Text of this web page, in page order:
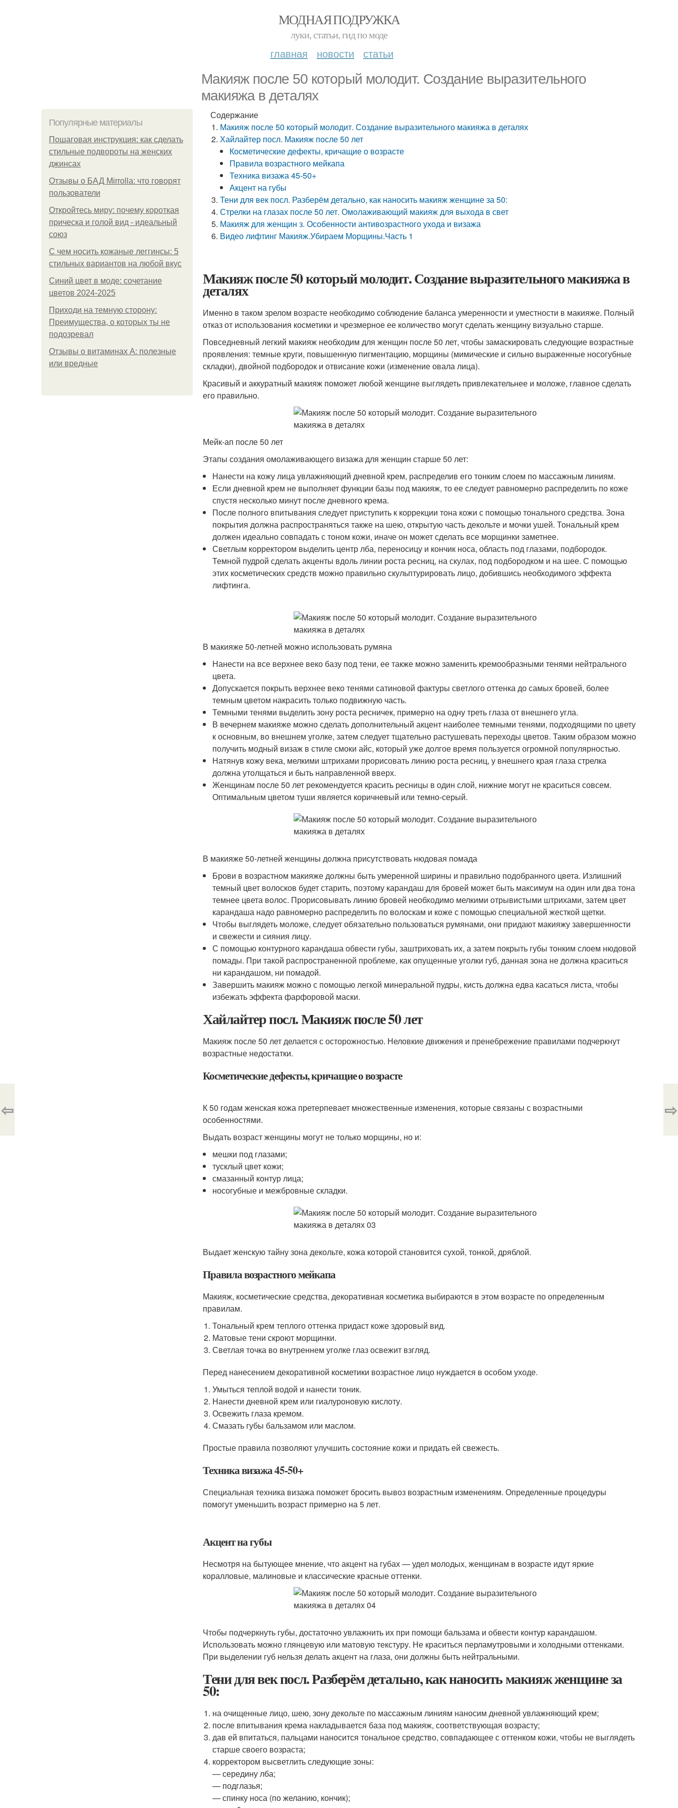
МОДНАЯ ПОДРУЖКА
луки, статьи, гид по моде
главная новости статьи
Макияж после 50 который молодит. Создание выразительного
макияжа в деталях
Популярные материалы
Пошаговая инструкция: как сделать
стильные подвороты на женских
джинсах
Отзывы о БАД Mirrolla: что говорят
пользователи
Откройтесь миру: почему короткая
прическа и голой вид - идеальный
союз
С чем носить кожаные леггинсы: 5
стильных вариантов на любой вкус
Синий цвет в моде: сочетание
цветов 2024-2025
Приходи на темную сторону:
Преимущества, о которых ты не
подозревал
Отзывы о витаминах А: полезные
или вредные
Содержание
Макияж после 50 который молодит. Создание выразительного макияжа в деталях
Хайлайтер посл. Макияж после 50 лет
Косметические дефекты, кричащие о возрасте
Правила возрастного мейкапа
Техника визажа 45-50+
Акцент на губы
Тени для век посл. Разберём детально, как наносить макияж женщине за 50:
Стрелки на глазах после 50 лет. Омолаживающий макияж для выхода в свет
Макияж для женщин з. Особенности антивозрастного ухода и визажа
Видео лифтинг Макияж.Убираем Морщины.Часть 1
Макияж после 50 который молодит. Создание выразительного макияжа в
деталях
Именно в таком зрелом возрасте необходимо соблюдение баланса умеренности и уместности в макияже. Полный
отказ от использования косметики и чрезмерное ее количество могут сделать женщину визуально старше.
Повседневный легкий макияж необходим для женщин после 50 лет, чтобы замаскировать следующие возрастные
проявления: темные круги, повышенную пигментацию, морщины (мимические и сильно выраженные носогубные
складки), двойной подбородок и отвисание кожи (изменение овала лица).
Красивый и аккуратный макияж поможет любой женщине выглядеть привлекательнее и моложе, главное сделать
его правильно.
Мейк-ап после 50 лет
Этапы создания омолаживающего визажа для женщин старше 50 лет:
Нанести на кожу лица увлажняющий дневной крем, распределив его тонким слоем по массажным линиям.
Если дневной крем не выполняет функции базы под макияж, то ее следует равномерно распределить по коже
спустя несколько минут после дневного крема.
После полного впитывания следует приступить к коррекции тона кожи с помощью тонального средства. Зона
покрытия должна распространяться также на шею, открытую часть декольте и мочки ушей. Тональный крем
должен идеально совпадать с тоном кожи, иначе он может сделать все морщинки заметнее.
Светлым корректором выделить центр лба, переносицу и кончик носа, область под глазами, подбородок.
Темной пудрой сделать акценты вдоль линии роста ресниц, на скулах, под подбородком и на шее. С помощью
этих косметических средств можно правильно скульптурировать лицо, добившись необходимого эффекта
лифтинга.
В макияже 50-летней можно использовать румяна
Нанести на все верхнее веко базу под тени, ее также можно заменить кремообразными тенями нейтрального
цвета.
Допускается покрыть верхнее веко тенями сатиновой фактуры светлого оттенка до самых бровей, более
темным цветом накрасить только подвижную часть.
Темными тенями выделить зону роста ресничек, примерно на одну треть глаза от внешнего угла.
В вечернем макияже можно сделать дополнительный акцент наиболее темными тенями, подходящими по цвету
к основным, во внешнем уголке, затем следует тщательно растушевать переходы цветов. Таким образом можно
получить модный визаж в стиле смоки айс, который уже долгое время пользуется огромной популярностью.
Натянув кожу века, мелкими штрихами прорисовать линию роста ресниц, у внешнего края глаза стрелка
должна утолщаться и быть направленной вверх.
Женщинам после 50 лет рекомендуется красить ресницы в один слой, нижние могут не краситься совсем.
Оптимальным цветом туши является коричневый или темно-серый.
В макияже 50-летней женщины должна присутствовать нюдовая помада
Брови в возрастном макияже должны быть умеренной ширины и правильно подобранного цвета. Излишний
темный цвет волосков будет старить, поэтому карандаш для бровей может быть максимум на один или два тона
темнее цвета волос. Прорисовывать линию бровей необходимо мелкими отрывистыми штрихами, затем цвет
карандаша надо равномерно распределить по волоскам и коже с помощью специальной жесткой щетки.
Чтобы выглядеть моложе, следует обязательно пользоваться румянами, они придают макияжу завершенности
и свежести и сияния лицу.
С помощью контурного карандаша обвести губы, заштриховать их, а затем покрыть губы тонким слоем нюдовой
помады. При такой распространенной проблеме, как опущенные уголки губ, данная зона не должна краситься
ни карандашом, ни помадой.
Завершить макияж можно с помощью легкой минеральной пудры, кисть должна едва касаться листа, чтобы
избежать эффекта фарфоровой маски.
Хайлайтер посл. Макияж после 50 лет
Макияж после 50 лет делается с осторожностью. Неловкие движения и пренебрежение правилами подчеркнут
возрастные недостатки.
Косметические дефекты, кричащие о возрасте
К 50 годам женская кожа претерпевает множественные изменения, которые связаны с возрастными
особенностями.
Выдать возраст женщины могут не только морщины, но и:
мешки под глазами;
тусклый цвет кожи;
смазанный контур лица;
носогубные и межбровные складки.
Выдает женскую тайну зона декольте, кожа которой становится сухой, тонкой, дряблой.
Правила возрастного мейкапа
Макияж, косметические средства, декоративная косметика выбираются в этом возрасте по определенным
правилам.
Тональный крем теплого оттенка придаст коже здоровый вид.
Матовые тени скроют морщинки.
Светлая точка во внутреннем уголке глаз освежит взгляд.
Перед нанесением декоративной косметики возрастное лицо нуждается в особом уходе.
Умыться теплой водой и нанести тоник.
Нанести дневной крем или гиалуроновую кислоту.
Освежить глаза кремом.
Смазать губы бальзамом или маслом.
Простые правила позволяют улучшить состояние кожи и придать ей свежесть.
Техника визажа 45-50+
Специальная техника визажа поможет бросить вывоз возрастным изменениям. Определенные процедуры
помогут уменьшить возраст примерно на 5 лет.
Акцент на губы
Несмотря на бытующее мнение, что акцент на губах — удел молодых, женщинам в возрасте идут яркие
коралловые, малиновые и классические красные оттенки.
Чтобы подчеркнуть губы, достаточно увлажнить их при помощи бальзама и обвести контур карандашом.
Использовать можно глянцевую или матовую текстуру. Не краситься перламутровыми и холодными оттенками.
При выделении губ нельзя делать акцент на глаза, они должны быть нейтральными.
Тени для век посл. Разберём детально, как наносить макияж женщине за
50:
на очищенные лицо, шею, зону декольте по массажным линиям наносим дневной увлажняющий крем;
после впитывания крема накладывается база под макияж, соответствующая возрасту;
дав ей впитаться, пальцами наносится тональное средство, совпадающее с оттенком кожи, чтобы не выглядеть
старше своего возраста;
корректором высветлить следующие зоны:
— середину лба;
— подглазья;
— спинку носа (по желанию, кончик);
⇦ ⇨